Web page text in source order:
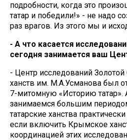
подробности, когда это
татар и победили!» - не надо
раз врагов. Из этого мы и
- А что касается
сегодня занимается ваш
- Центр исследований
ханств им. М.А.Усманова был
7-митомную «Историю
занимаемся большим
татарские ханства
если включить Крымское
координацией этих